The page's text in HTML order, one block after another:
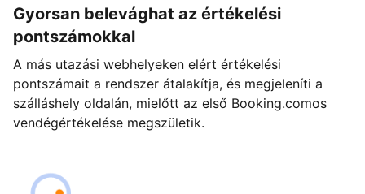
Gyorsan belevághat az értékelési
pontszámokkal
A más utazási webhelyeken elért értékelési
pontszámait a rendszer átalakítja, és megjeleníti a
szálláshely oldalán, mielőtt az első Booking.comos
vendégértékelése megszületik.